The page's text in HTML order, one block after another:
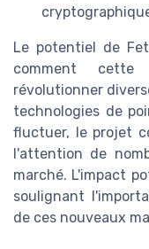
Le potentiel de
comment
révolutionner
technologies de
fluctuer, le projet
l'attention de
marché. L'impact
soulignant
de ces nouveaux